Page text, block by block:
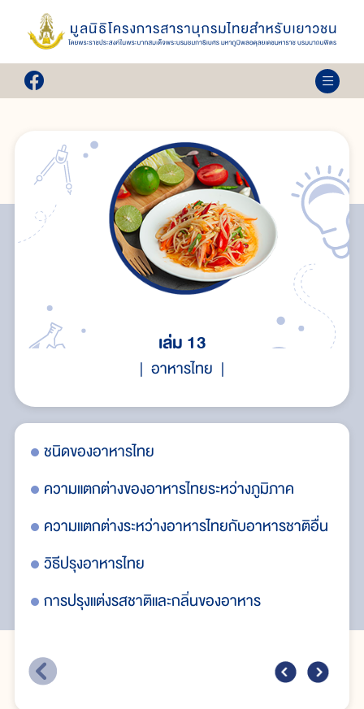
เล่ม 13
อาหารไทย
ชนิดของอาหารไทย
ความแตกต่างของอาหารไทยระหว่างภูมิภาค
ความแตกต่างระหว่างอาหารไทยกับอาหารชาติอื่น
วิธีปรุงอาหารไทย
การปรุงแต่งรสชาติและกลิ่นของอาหาร